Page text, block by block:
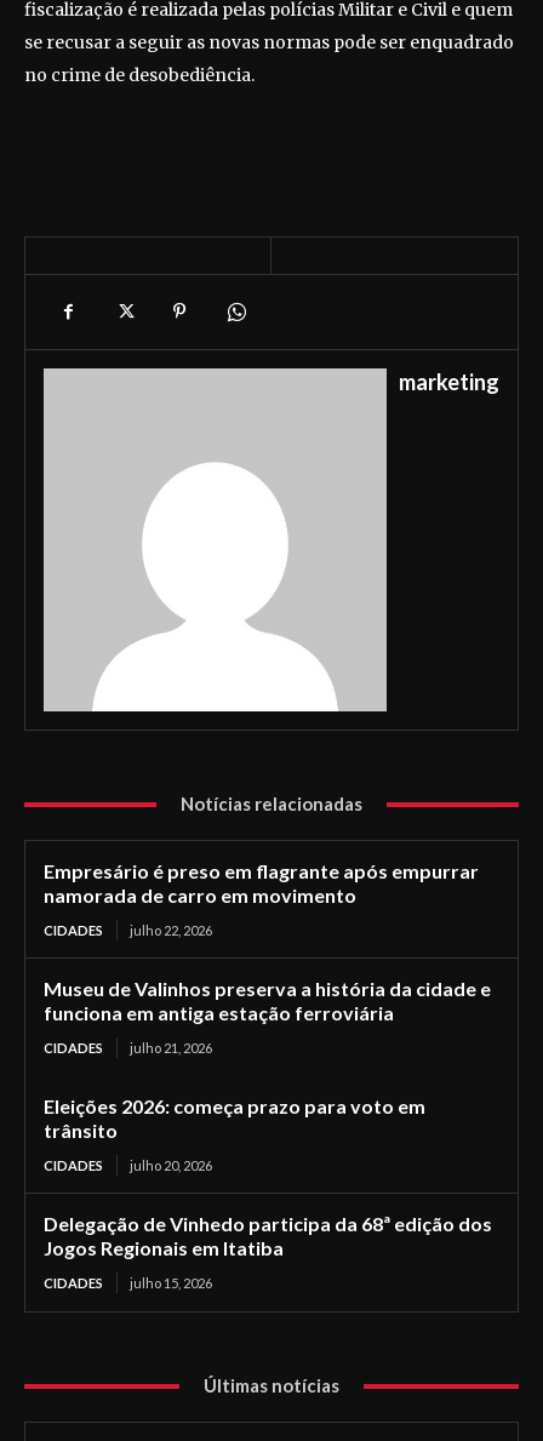
fiscalização é realizada pelas polícias Militar e Civil e quem
se recusar a seguir as novas normas pode ser enquadrado
no crime de desobediência.
marketing
Notícias relacionadas
Empresário é preso em flagrante após empurrar
namorada de carro em movimento
CIDADES julho 22, 2026
Museu de Valinhos preserva a história da cidade e
funciona em antiga estação ferroviária
CIDADES julho 21, 2026
Eleições 2026: começa prazo para voto em
trânsito
CIDADES julho 20, 2026
Delegação de Vinhedo participa da 68ª edição dos
Jogos Regionais em Itatiba
CIDADES julho 15, 2026
Últimas notícias